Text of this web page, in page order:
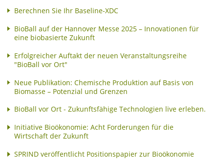
Berechnen Sie Ihr Baseline-XDC
BioBall auf der Hannover Messe 2025 – Innovationen für
eine biobasierte Zukunft
Erfolgreicher Auftakt der neuen Veranstaltungsreihe
"BioBall vor Ort"
Neue Publikation: Chemische Produktion auf Basis von
Biomasse – Potenzial und Grenzen
BioBall vor Ort - Zukunftsfähige Technologien live erleben.
Initiative Bioökonomie: Acht Forderungen für die
Wirtschaft der Zukunft
SPRIND veröffentlicht Positionspapier zur Bioökonomie